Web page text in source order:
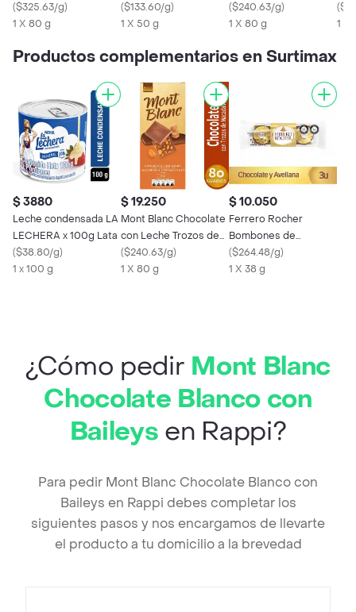
Sabor a Baileys
($325.63/g)
1 X 80 g
Sabor a Cookies &
Cream
($133.60/g)
1 X 50 g
Macadamia
($240.63/g)
1 X 80 g
(
1 X
Productos complementarios en Surtimax
$ 3880
Leche condensada LA
LECHERA x 100g Lata
($38.80/g)
1 x 100 g
$ 19.250
Mont Blanc Chocolate
con Leche Trozos de
Macadamia
($240.63/g)
1 X 80 g
$ 10.050
Ferrero Rocher
Bombones de
Chocolate y Avellana
($264.48/g)
1 X 38 g
¿Cómo pedir Mont Blanc
Chocolate Blanco con
Baileys en Rappi?
Para pedir Mont Blanc Chocolate Blanco con
Baileys en Rappi debes completar los
siguientes pasos y nos encargamos de llevarte
el producto a tu domicilio a la brevedad